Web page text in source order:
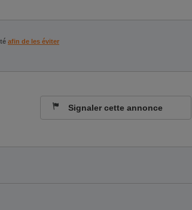
afin de les éviter
Signaler cette annonce